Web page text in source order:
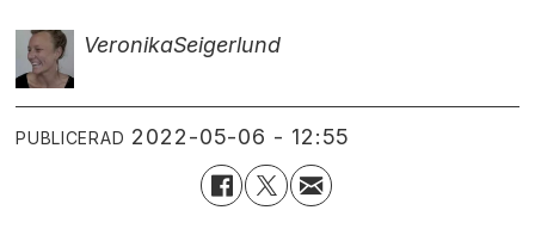
VeronikaSeigerlund
PUBLICERAD 2022-05-06 - 12:55